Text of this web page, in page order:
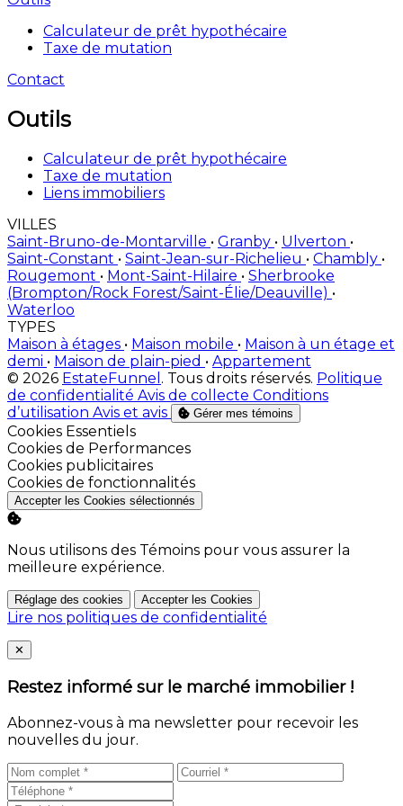
Calculateur de prêt hypothécaire
Taxe de mutation
Contact
Outils
Calculateur de prêt hypothécaire
Taxe de mutation
Liens immobiliers
VILLES
Saint-Bruno-de-Montarville • Granby • Ulverton •
Saint-Constant • Saint-Jean-sur-Richelieu • Chambly •
Rougemont • Mont-Saint-Hilaire • Sherbrooke
(Brompton/Rock Forest/Saint-Élie/Deauville) •
Waterloo
TYPES
Maison à étages • Maison mobile • Maison à un étage et
demi • Maison de plain-pied • Appartement
© 2026 EstateFunnel . Tous droits réservés. Politique
de confidentialité Avis de collecte Conditions
d’utilisation Avis et avis Gérer mes témoins
Activer
Cookies Essentiels
Activer
Cookies de Performances
Activer
Cookies publicitaires
Activer
Cookies de fonctionnalités
Accepter les Cookies sélectionnés
Nous utilisons des Témoins pour vous assurer la
meilleure expérience.
Réglage des cookies Accepter les Cookies
Lire nos politiques de confidentialité
Close
✕
Restez informé sur le marché immobilier !
Abonnez-vous à ma newsletter pour recevoir les
nouvelles du jour.